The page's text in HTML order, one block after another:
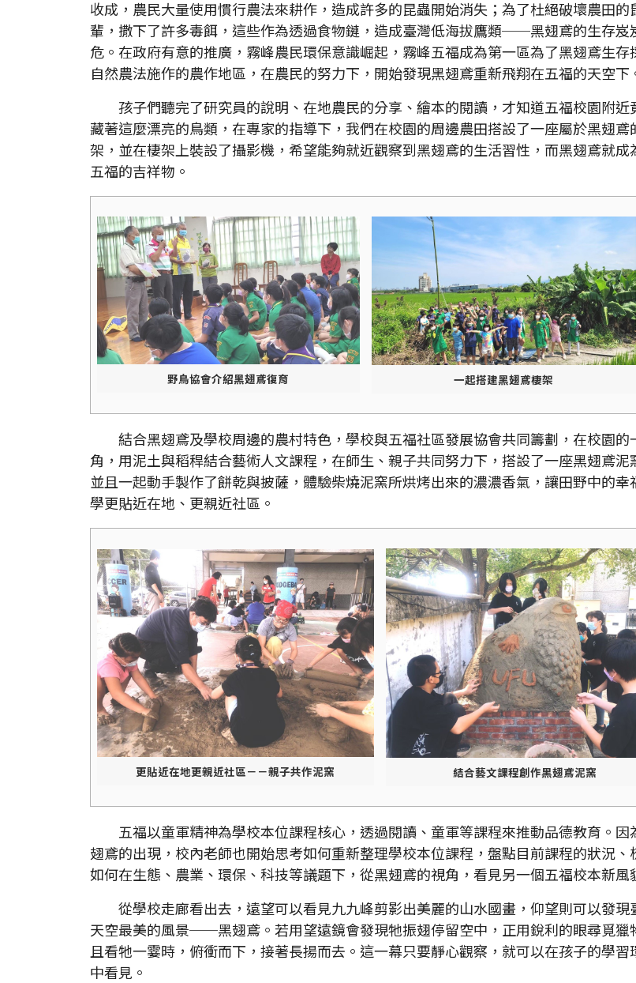
收成，農民大量使用慣行農法來耕作，造成許多的昆蟲開始消失；為了杜絕破壞農田的
輩，撒下了許多毒餌，這些作為透過食物鏈，造成臺灣低海拔鷹類──黑翅鳶的生存岌
危。在政府有意的推廣，霧峰農民環保意識崛起，霧峰五福成為第一區為了黑翅鳶生存
自然農法施作的農作地區，在農民的努力下，開始發現黑翅鳶重新飛翔在五福的天空下
孩子們聽完了研究員的說明、在地農民的分享、繪本的閱讀，才知道五福校園附近
藏著這麼漂亮的鳥類，在專家的指導下，我們在校園的周邊農田搭設了一座屬於黑翅鳶
架，並在棲架上裝設了攝影機，希望能夠就近觀察到黑翅鳶的生活習性，而黑翅鳶就成
五福的吉祥物。
野鳥協會介紹黑翅鳶復育 一起搭建黑翅鳶棲架
結合黑翅鳶及學校周邊的農村特色，學校與五福社區發展協會共同籌劃，在校園的
角，用泥土與稻稈結合藝術人文課程，在師生、親子共同努力下，搭設了一座黑翅鳶泥
並且一起動手製作了餅乾與披薩，體驗柴燒泥窯所烘烤出來的濃濃香氣，讓田野中的幸
學更貼近在地、更親近社區。
更貼近在地更親近社區－－親子共作泥窯 結合藝文課程創作黑翅鳶泥窯
五福以童軍精神為學校本位課程核心，透過閱讀、童軍等課程來推動品德教育。因
翅鳶的出現，校內老師也開始思考如何重新整理學校本位課程，盤點目前課程的狀況、
如何在生態、農業、環保、科技等議題下，從黑翅鳶的視角，看見另一個五福校本新風
從學校走廊看出去，遠望可以看見九九峰剪影出美麗的山水國畫，仰望則可以發現
天空最美的風景──黑翅鳶。若用望遠鏡會發現牠振翅停留空中，正用銳利的眼尋覓獵
且看牠一霎時，俯衝而下，接著長揚而去。這一幕只要靜心觀察，就可以在孩子的學習
中看見。